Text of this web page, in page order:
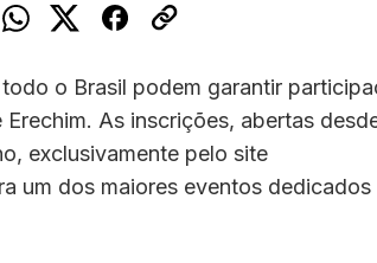
o Brasil podem garantir
As inscrições, abertas
exclusivamente pelo site
um dos maiores eventos dedicados